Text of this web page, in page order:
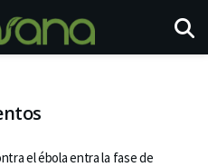
el ébola entra la fase de